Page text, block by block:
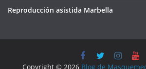
Reproducción asistida Marbella
Copyright © 2026 Blog de